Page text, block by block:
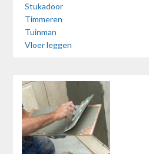
Stukadoor
Timmeren
Tuinman
Vloer leggen